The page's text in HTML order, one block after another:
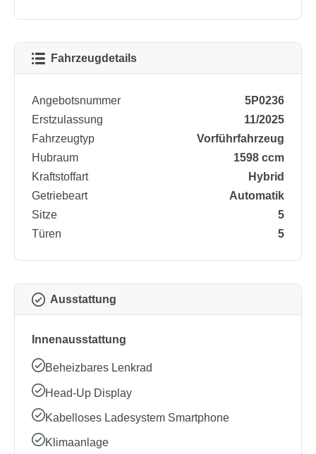
Fahrzeugdetails
Angebotsnummer
5P0236
Erstzulassung
11/2025
Fahrzeugtyp
Vorführfahrzeug
Hubraum
1598 ccm
Kraftstoffart
Hybrid
Getriebeart
Automatik
Sitze
5
Türen
5
Ausstattung
Innenausstattung
Beheizbares Lenkrad
Head-Up Display
Kabelloses Ladesystem Smartphone
Klimaanlage